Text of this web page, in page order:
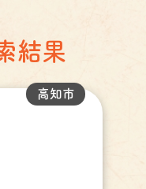
結果
高知市